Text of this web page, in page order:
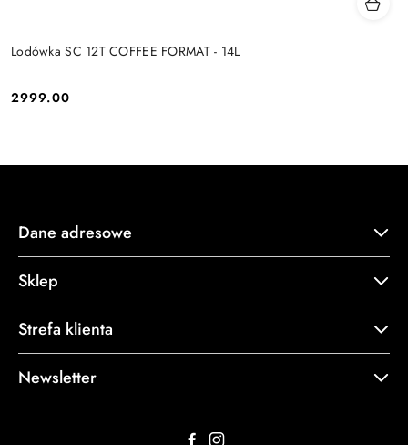
Lodówka SC 12T COFFEE FORMAT - 14L
Cena:
2999.00
Dane adresowe
Sklep
Strefa klienta
Newsletter